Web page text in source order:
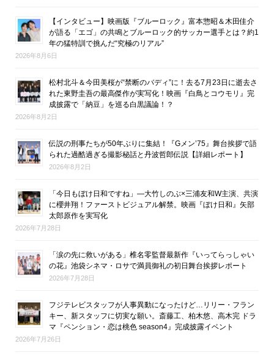
【インタビュー】映画版『ブルーロック』富本惣昭＆木田佳介
が語る「エゴ」の共鳴とブルーロック的サッカー選手とは？約1
年の猛特訓で挑んだ“究極のリアル”
2026年8月6日
松村北斗＆今田美桜が“禁断のバディ”に！去る7月23日に逝去さ
れた東野圭吾の最高傑作が実写化！映画『白鳥とコウモリ』完
成披露で「納豆」を巡る白黒議論！？
2026年8月2日
伝説の刑事たちが50年ぶりに集結！『Gメン’75』舞台挨拶で語
られた過酷過ぎる撮影秘話と丹波哲郎伝説【詳細レポート】
2026年8月2日
「今日もぼけ日和ですね」―大竹しのぶ×三浦友和W主演、共演
に櫻井翔！ファーストビジュアル解禁。映画『ぼけ日和』矢部
太郎原作を実写化
2026年7月28日
「涙の先に救いがある」椎名零監督最新作『いってらっしゃい
の花』池袋シネマ・ロサで満員御礼の初日舞台挨拶レポート
2026年7月28日
フジテレビスタッフが人事異動になったけど…リリー・フラン
キー、新スタッフに切実な願い。斎藤工、柏木悠、高木完 ドラ
マ『ペンション・恋は桃色 season4』完成披露イベント
2026年7月26日